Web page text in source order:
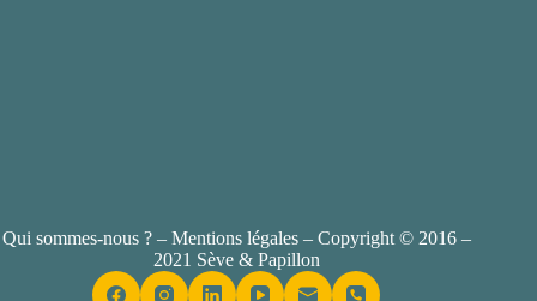
Qui sommes-nous ?– Mentions légales– Copyright © 2016 –
2021 Sève & Papillon